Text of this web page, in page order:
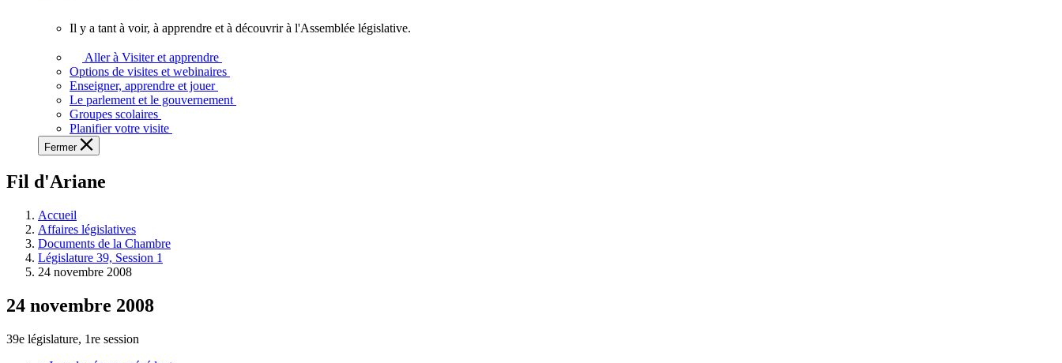
voir,
apprendre
et
découvrir
l'Assemblée
législative.
Il y a tant à voir, à apprendre et à découvrir à l'Assemblée législative.
Aller à Visiter et apprendre
Options de visites et webinaires
Enseigner, apprendre et jouer
Le parlement et le gouvernement
Groupes scolaires
Planifier votre visite
Fermer
Fil d'Ariane
Accueil
Affaires législatives
Documents de la Chambre
Législature 39, Session 1
24 novembre 2008
24 novembre 2008
39e législature, 1re session